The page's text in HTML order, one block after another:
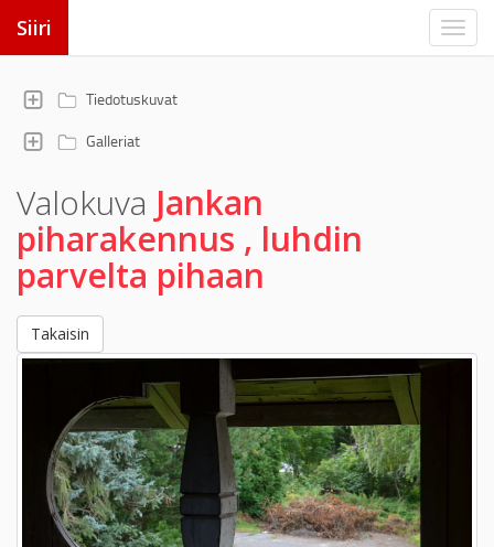
Siiri
Tiedotuskuvat
Galleriat
Valokuva Jankan
piharakennus , luhdin
parvelta pihaan
Takaisin